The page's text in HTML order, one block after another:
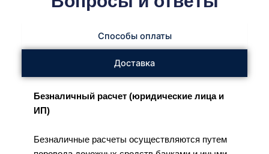
Способы оплаты
Доставка
Безналичный расчет (юридические лица и
ИП)
Безналичные расчеты осуществляются путем